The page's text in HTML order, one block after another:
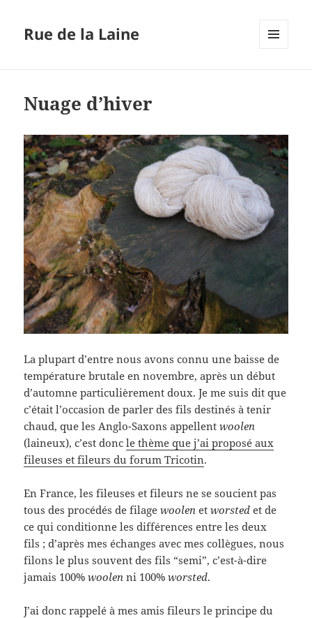
Rue de la Laine
Nuage d’hiver
La plupart d’entre nous avons connu une baisse de
température brutale en novembre, après un début
d’automne particulièrement doux. Je me suis dit que
c’était l’occasion de parler des fils destinés à tenir
chaud, que les Anglo-Saxons appellentwoolen
(laineux), c’est doncle thème que j’ai proposé aux
fileuses et fileurs du forum Tricotin.
En France, les fileuses et fileurs ne se soucient pas
tous des procédés de filagewoolen etworsted et de
ce qui conditionne les différences entre les deux
fils ; d’après mes échanges avec mes collègues, nous
filons le plus souvent des fils “semi”, c’est-à-dire
jamais 100%woolen ni 100%worsted.
J’ai donc rappelé à mes amis fileurs le principe du